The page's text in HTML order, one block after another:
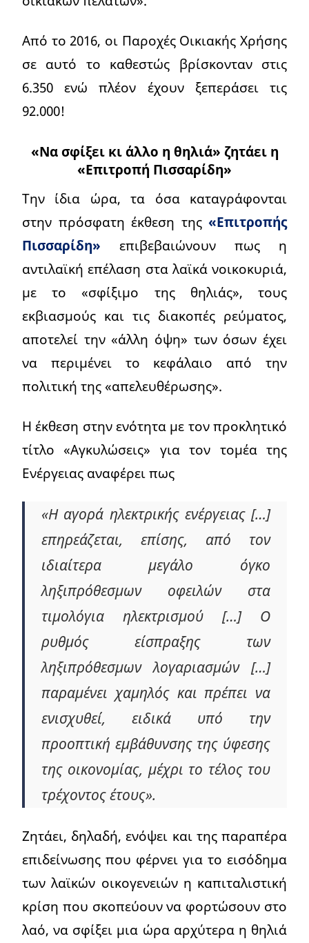
Από το 2016, οι Παροχές Οικιακής Χρήσης
σε αυτό το καθεστώς βρίσκονταν στις
6.350 ενώ πλέον έχουν ξεπεράσει τις
92.000!
«Να σφίξει κι άλλο η θηλιά» ζητάει η
«Επιτροπή Πισσαρίδη»
Την ίδια ώρα, τα όσα καταγράφονται
στην πρόσφατη έκθεση της «Επιτροπής
Πισσαρίδη» επιβεβαιώνουν πως η
αντιλαϊκή επέλαση στα λαϊκά νοικοκυριά,
με το «σφίξιμο της θηλιάς», τους
εκβιασμούς και τις διακοπές ρεύματος,
αποτελεί την «άλλη όψη» των όσων έχει
να περιμένει το κεφάλαιο από την
πολιτική της «απελευθέρωσης».
Η έκθεση στην ενότητα με τον προκλητικό
τίτλο «Αγκυλώσεις» για τον τομέα της
Ενέργειας αναφέρει πως
«Η αγορά ηλεκτρικής ενέργειας […]
επηρεάζεται, επίσης, από τον
ιδιαίτερα μεγάλο όγκο
ληξιπρόθεσμων οφειλών στα
τιμολόγια ηλεκτρισμού […] Ο
ρυθμός είσπραξης των
ληξιπρόθεσμων λογαριασμών […]
παραμένει χαμηλός και πρέπει να
ενισχυθεί, ειδικά υπό την
προοπτική εμβάθυνσης της ύφεσης
της οικονομίας, μέχρι το τέλος του
τρέχοντος έτους».
Ζητάει, δηλαδή, ενόψει και της παραπέρα
επιδείνωσης που φέρνει για το εισόδημα
των λαϊκών οικογενειών η καπιταλιστική
κρίση που σκοπεύουν να φορτώσουν στο
λαό, να σφίξει μια ώρα αρχύτερα η θηλιά